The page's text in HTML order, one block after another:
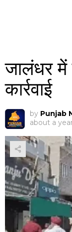
जालंधर
कार्रवाई
by Punjab
about a